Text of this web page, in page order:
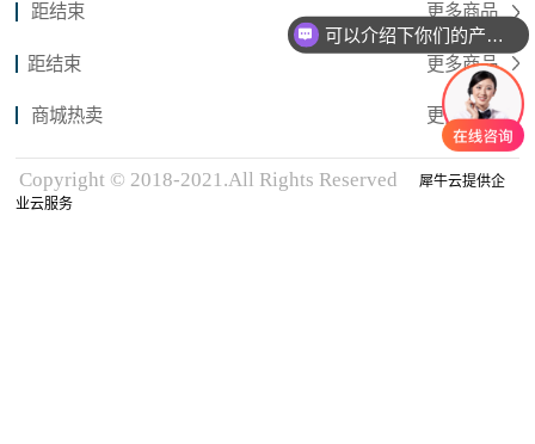
距结束 更多商品
距结束 更多商品
商城热卖 更多商品
Copyright © 2018-2021.All Rights Reserved
犀牛云提供企
业云服务